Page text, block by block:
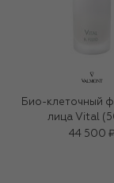
Био-клеточный
лица Vital
44 500 ₽